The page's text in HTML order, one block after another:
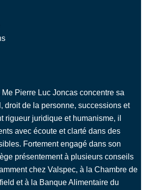
Pierre Luc Joncas concentre sa
droit de la personne, successions et
rigueur juridique et humanisme, il
avec écoute et clarté dans des
Fortement engagé dans son
présentement à plusieurs conseils
chez Valspec, à la Chambre de
et à la Banque Alimentaire du